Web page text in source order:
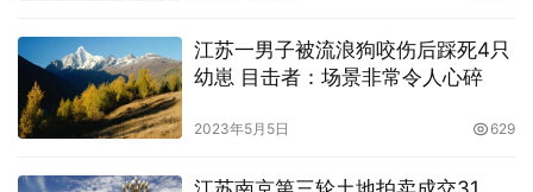
江苏一男子被流浪狗咬伤后踩死4只
幼崽 目击者：场景非常令人心碎
2023年5月5日 629